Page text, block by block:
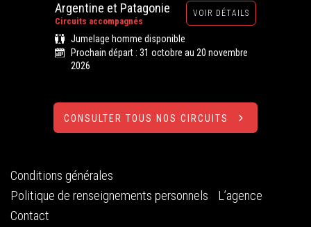
Argentine et Patagonie
Circuits accompagnés
VOIR DÉTAILS
Jumelage homme disponible
Prochain départ : 31 octobre au 20 novembre
2026
CONSULTER TOUS NOS CIRCUITS
Conditions générales
Politique de renseignements personnels
L’agence
Contact